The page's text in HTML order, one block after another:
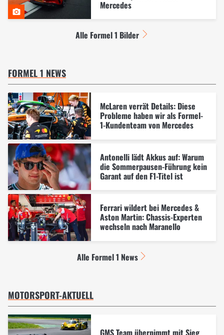
Mercedes
Alle Formel 1 Bilder
FORMEL 1 NEWS
McLaren verrät Details: Diese
Probleme haben wir als Formel-
1-Kundenteam von Mercedes
Antonelli lädt Akkus auf: Warum
die Sommerpausen-Führung kein
Garant auf den F1-Titel ist
Ferrari wildert bei Mercedes &
Aston Martin: Chassis-Experten
wechseln nach Maranello
Alle Formel 1 News
MOTORSPORT-AKTUELL